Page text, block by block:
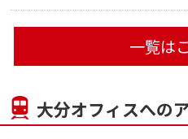
一覧は
大分オフィスへの